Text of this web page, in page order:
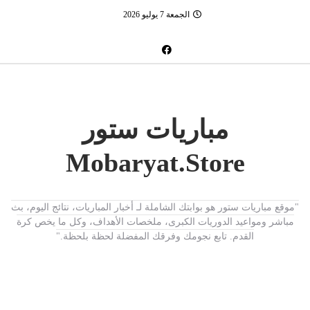
الجمعة 7 يوليو 2026
مباريات ستور
Mobaryat.Store
"موقع مباريات ستور هو بوابتك الشاملة لـ أخبار المباريات، نتائج اليوم، بث
مباشر ومواعيد الدوريات الكبرى، ملخصات الأهداف، وكل ما يخص كرة
القدم. تابع نجومك وفرقك المفضلة لحظة بلحظة."